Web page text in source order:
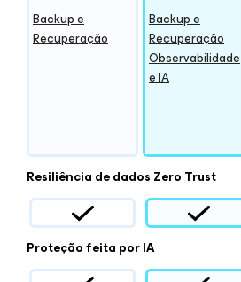
Backup e
Recuperação
Backup e
Recuperação
Observabilidade
e IA
Resiliência de dados Zero Trust
Proteção feita por IA